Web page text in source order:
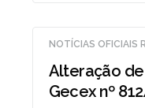
NOTÍCIAS OFICIAIS
Alteração de
Gecex nº